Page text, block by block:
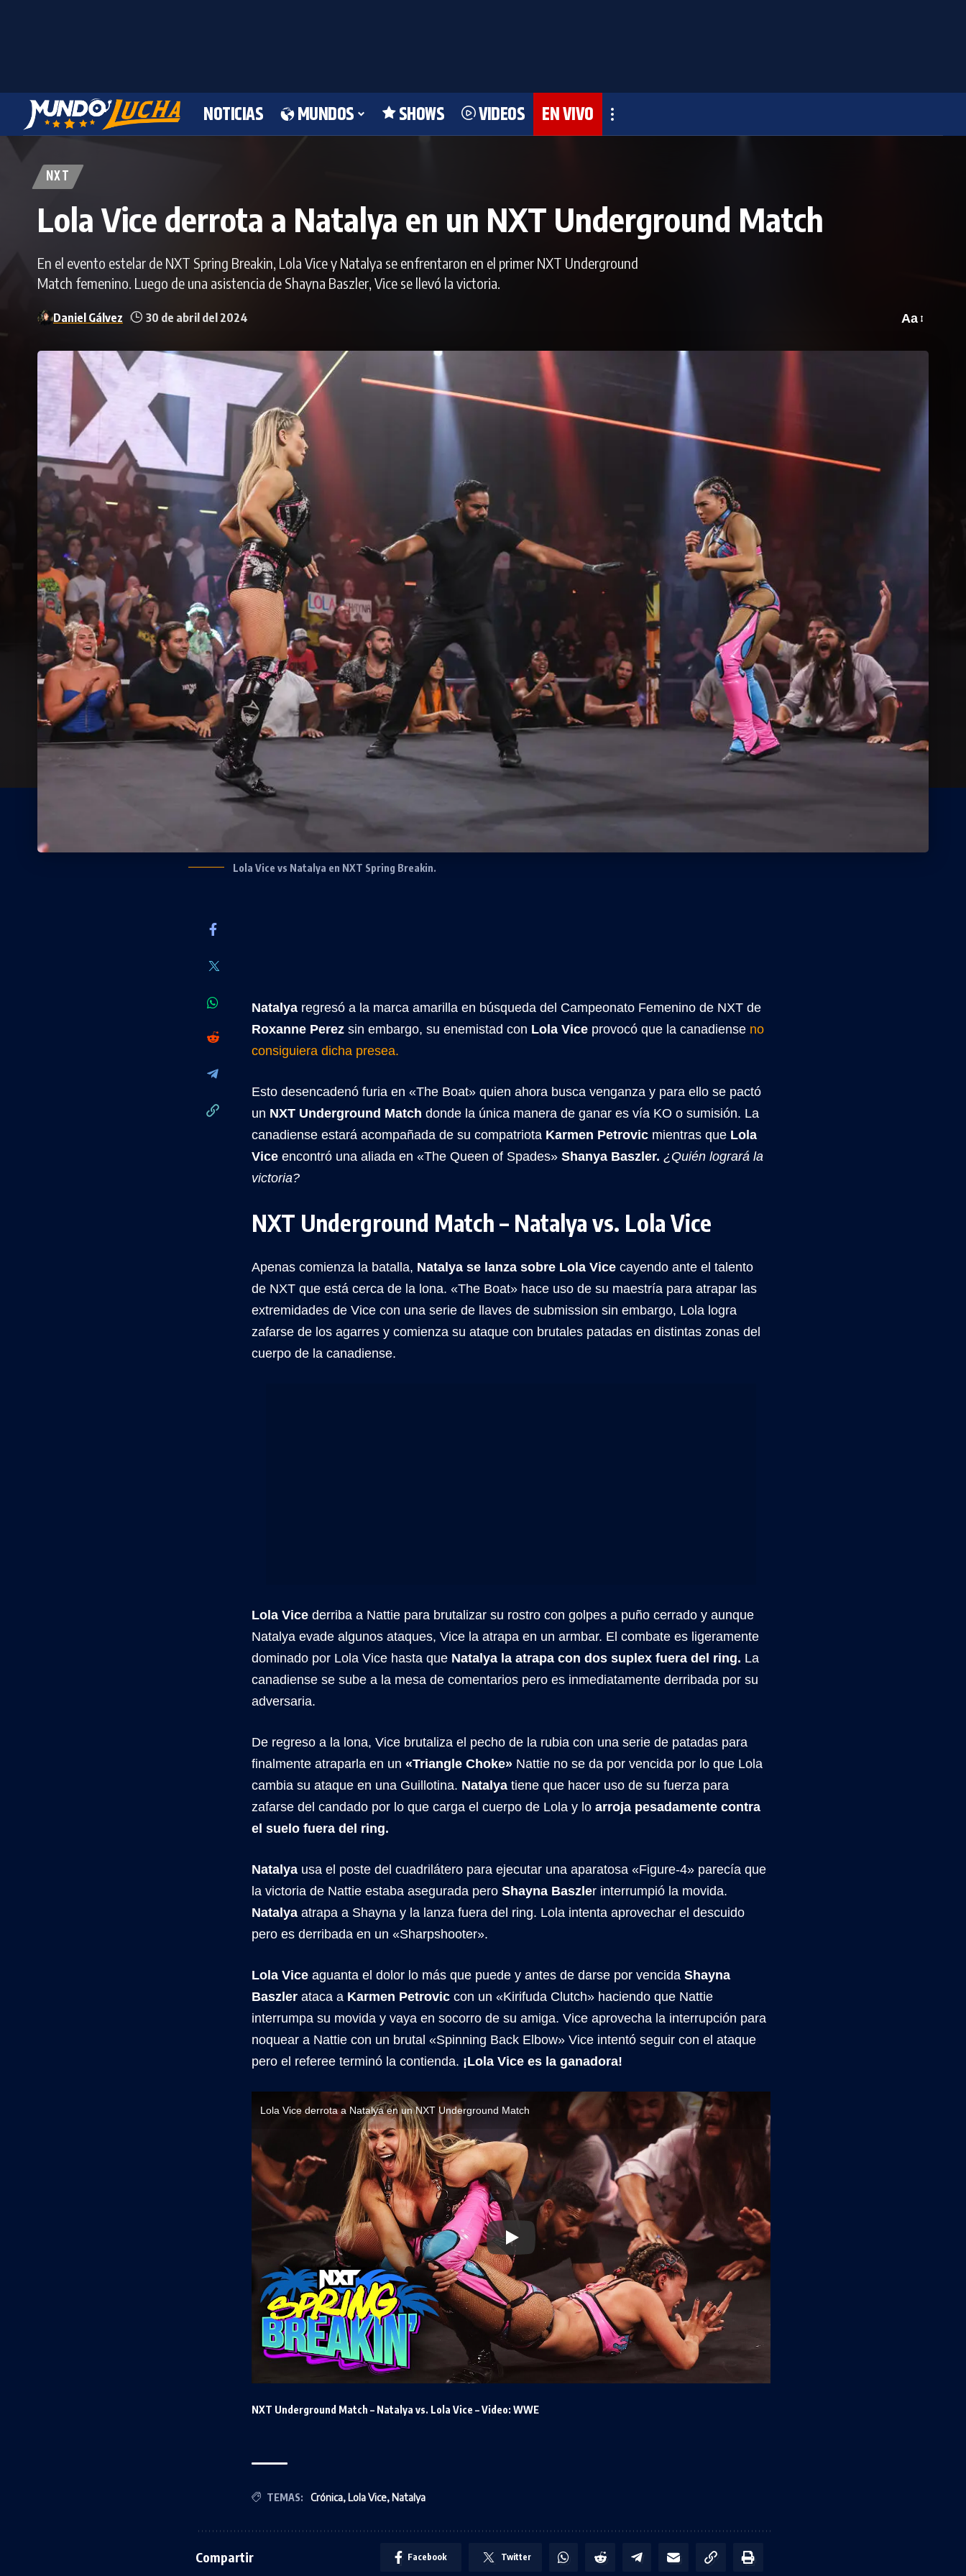
NOTICIAS MUNDOS SHOWS VIDEOS EN VIVO
NXT
Lola Vice derrota a Natalya en un NXT Underground Match
En el evento estelar de NXT Spring Breakin, Lola Vice y Natalya se enfrentaron en el primer NXT Underground
Match femenino. Luego de una asistencia de Shayna Baszler, Vice se llevó la victoria.
Daniel Gálvez 30 de abril del 2024 Aa
Lola Vice vs Natalya en NXT Spring Breakin.
Natalya regresó a la marca amarilla en búsqueda del Campeonato Femenino de NXT de
Roxanne Perez sin embargo, su enemistad con Lola Vice provocó que la canadiense no
consiguiera dicha presea.
Esto desencadenó furia en «The Boat» quien ahora busca venganza y para ello se pactó
un NXT Underground Match donde la única manera de ganar es vía KO o sumisión. La
canadiense estará acompañada de su compatriota Karmen Petrovic mientras que Lola
Vice encontró una aliada en «The Queen of Spades» Shanya Baszler. ¿Quién logrará la
victoria?
NXT Underground Match – Natalya vs. Lola Vice
Apenas comienza la batalla, Natalya se lanza sobre Lola Vice cayendo ante el talento
de NXT que está cerca de la lona. «The Boat» hace uso de su maestría para atrapar las
extremidades de Vice con una serie de llaves de submission sin embargo, Lola logra
zafarse de los agarres y comienza su ataque con brutales patadas en distintas zonas del
cuerpo de la canadiense.
Lola Vice derriba a Nattie para brutalizar su rostro con golpes a puño cerrado y aunque
Natalya evade algunos ataques, Vice la atrapa en un armbar. El combate es ligeramente
dominado por Lola Vice hasta que Natalya la atrapa con dos suplex fuera del ring. La
canadiense se sube a la mesa de comentarios pero es inmediatamente derribada por su
adversaria.
De regreso a la lona, Vice brutaliza el pecho de la rubia con una serie de patadas para
finalmente atraparla en un «Triangle Choke» Nattie no se da por vencida por lo que Lola
cambia su ataque en una Guillotina. Natalya tiene que hacer uso de su fuerza para
zafarse del candado por lo que carga el cuerpo de Lola y lo arroja pesadamente contra
el suelo fuera del ring.
Natalya usa el poste del cuadrilátero para ejecutar una aparatosa «Figure-4» parecía que
la victoria de Nattie estaba asegurada pero Shayna Baszler interrumpió la movida.
Natalya atrapa a Shayna y la lanza fuera del ring. Lola intenta aprovechar el descuido
pero es derribada en un «Sharpshooter».
Lola Vice aguanta el dolor lo más que puede y antes de darse por vencida Shayna
Baszler ataca a Karmen Petrovic con un «Kirifuda Clutch» haciendo que Nattie
interrumpa su movida y vaya en socorro de su amiga. Vice aprovecha la interrupción para
noquear a Nattie con un brutal «Spinning Back Elbow» Vice intentó seguir con el ataque
pero el referee terminó la contienda. ¡Lola Vice es la ganadora!
Lola Vice derrota a Natalya en un NXT Underground Match
NXT Underground Match – Natalya vs. Lola Vice – Video: WWE
TEMAS: Crónica, Lola Vice, Natalya
Compartir Facebook Twitter